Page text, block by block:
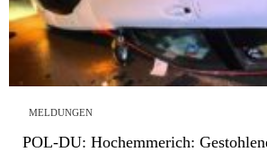
MELDUNGEN
POL-DU: Hochemmerich: